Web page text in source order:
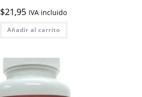
$21,95 IVA incluido
Añadir al carrito